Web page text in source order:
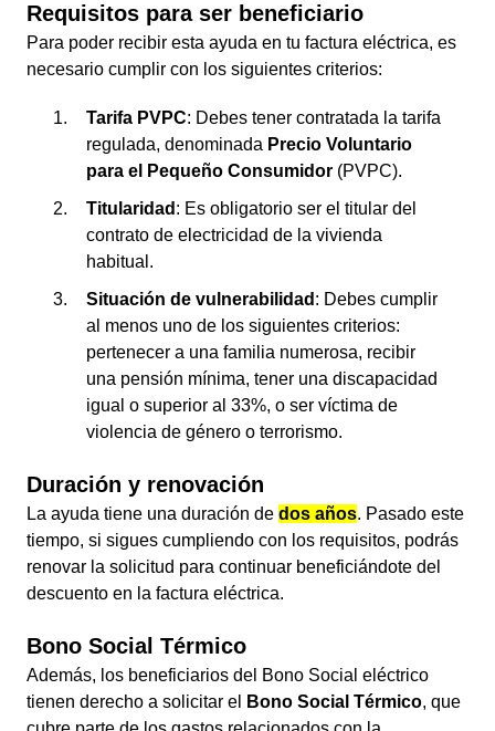
Requisitos para ser beneficiario
Para poder recibir esta ayuda en tu factura eléctrica, es
necesario cumplir con los siguientes criterios:
Tarifa PVPC: Debes tener contratada la tarifa
regulada, denominada Precio Voluntario
para el Pequeño Consumidor (PVPC).
Titularidad : Es obligatorio ser el titular del
contrato de electricidad de la vivienda
habitual.
Situación de vulnerabilidad : Debes cumplir
al menos uno de los siguientes criterios:
pertenecer a una familia numerosa, recibir
una pensión mínima, tener una discapacidad
igual o superior al 33%, o ser víctima de
violencia de género o terrorismo.
Duración y renovación
La ayuda tiene una duración de dos años. Pasado este
tiempo, si sigues cumpliendo con los requisitos, podrás
renovar la solicitud para continuar beneficiándote del
descuento en la factura eléctrica.
Bono Social Térmico
Además, los beneficiarios del Bono Social eléctrico
tienen derecho a solicitar el
Bono Social Térmico, que